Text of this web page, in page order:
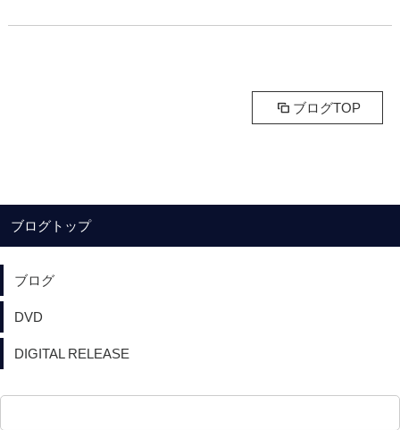
ブログTOP
ブログトップ
ブログ
DVD
DIGITAL RELEASE